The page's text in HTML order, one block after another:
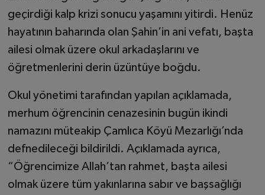
geçirdiği kalp krizi sonucu yaşamını yitirdi. Henüz
hayatının baharında olan Şahin’in ani vefatı, başta
ailesi olmak üzere okul arkadaşlarını ve
öğretmenlerini derin üzüntüye boğdu.
Okul yönetimi tarafından yapılan açıklamada,
merhum öğrencinin cenazesinin bugün ikindi
namazını müteakip Çamlıca Köyü Mezarlığı’nda
defnedileceği bildirildi. Açıklamada ayrıca,
“Öğrencimize Allah’tan rahmet, başta ailesi
olmak üzere tüm yakınlarına sabır ve başsağlığı